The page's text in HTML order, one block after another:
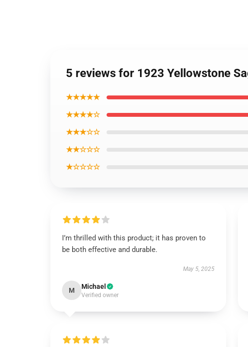
5 reviews for 1923 Yellowstone
★★★★★
★★★★☆
★★★☆☆
★★☆☆☆
★☆☆☆☆
I’m thrilled with this product; it has proven to
be both effective and durable.
May 5, 2025
M Michael
Verified owner